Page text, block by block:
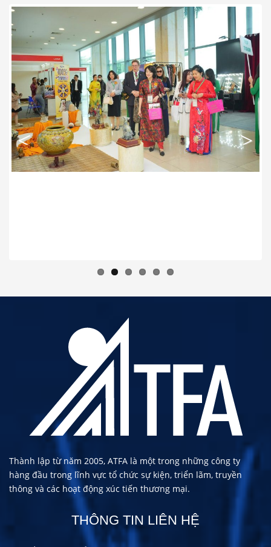
Previous
Thành lập từ năm 2005, ATFA là một trong những công ty
hàng đầu trong lĩnh vực tổ chức sự kiện, triển lãm, truyền
thông và các hoạt động xúc tiến thương mại.
THÔNG TIN LIÊN HỆ